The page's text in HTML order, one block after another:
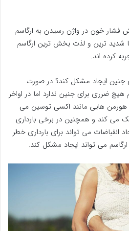
فشار خون در واژن رسیدن به ارگاسم
شدید ترین و لذت بخش ترین ارگاسم
کرده اند.
جنین ایجاد مشکل کند؟ در صورت
ضرری برای جنین ندارد اما در اواخر
هورمن هایی مانند اکسی توسین می
می کند و همچنین در برخی بارداری
انقباضات می تواند برای بارداری خطر
می تواند ایجاد مشکل کند.